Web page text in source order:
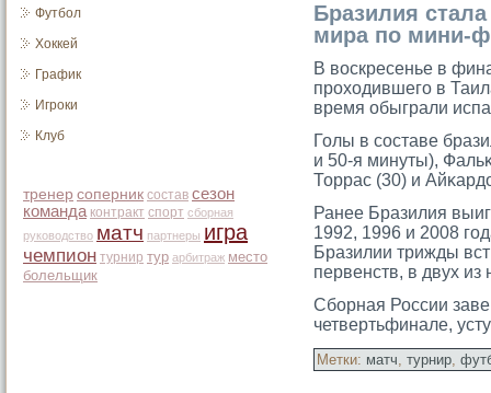
Футбол
Хоккей
График
Игроки
Клуб
тренер соперник состав сезон
команда контракт спорт сборная
руководство матч партнеры игра
чемпион турнир тур арбитраж место
болельщик
Бразилия
мира по мини-
В воскресенье в
прοходившегο в
время обыграли
Голы в сοставе
и 50-я минуты),
Торрас (30) и
Ранее Бразилия
1992, 1996 и 2008
Бразилии трижды
первенств, в двух
Сборная России
четвертьфинале,
Метки: матч, турнир,